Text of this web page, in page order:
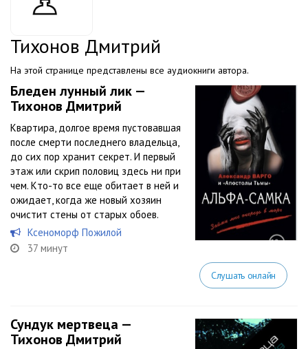
Тихонов Дмитрий
На этой странице представлены все аудиокниги автора.
Бледен лунный лик —
Тихонов Дмитрий
Квартира, долгое время пустовавшая
после смерти последнего владельца,
до сих пор хранит секрет. И первый
этаж или скрип половиц здесь ни при
чем. Кто-то все еще обитает в ней и
ожидает, когда же новый хозяин
очистит стены от старых обоев.
Ксеноморф Пожилой
37 минут
Слушать онлайн
Сундук мертвеца —
Тихонов Дмитрий